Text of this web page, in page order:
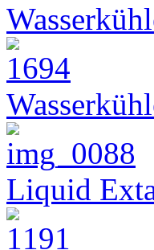
Liquid